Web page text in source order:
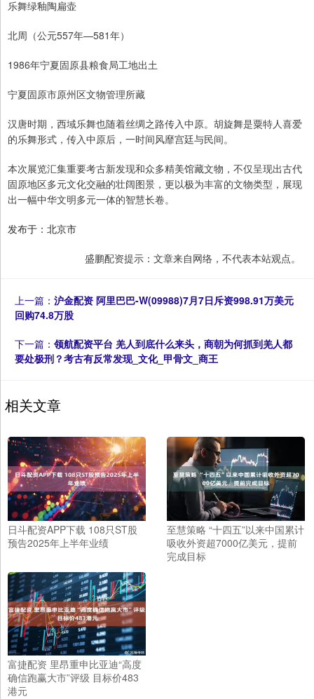
乐舞绿釉陶扁壶
北周（公元557年—581年）
1986年宁夏固原县粮食局工地出土
宁夏固原市原州区文物管理所藏
汉唐时期，西域乐舞也随着丝绸之路传入中原。胡旋舞是粟特人喜爱
的乐舞形式，传入中原后，一时间风靡宫廷与民间。
本次展览汇集重要考古新发现和众多精美馆藏文物，不仅呈现出古代
固原地区多元文化交融的壮阔图景，更以极为丰富的文物类型，展现
出一幅中华文明多元一体的智慧长卷。
发布于：北京市
盛鹏配资提示：文章来自网络，不代表本站观点。
上一篇： 沪金配资 阿里巴巴-W(09988)7月7日斥资998.91万美元
回购74.8万股
下一篇： 领航配资平台 羌人到底什么来头，商朝为何抓到羌人都
要处极刑？考古有反常发现_文化_甲骨文_商王
相关文章
日斗配资APP下载 108只ST股
预告2025年上半年业绩
至慧策略 “十四五”以来中国累计
吸收外资超7000亿美元，提前
完成目标
富捷配资 里昂重申比亚迪“高度
确信跑赢大市”评级 目标价483
港元